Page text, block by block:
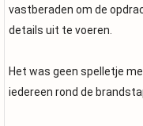
vastberaden om de
details uit te voeren.
Het was geen spelletje
iedereen rond de